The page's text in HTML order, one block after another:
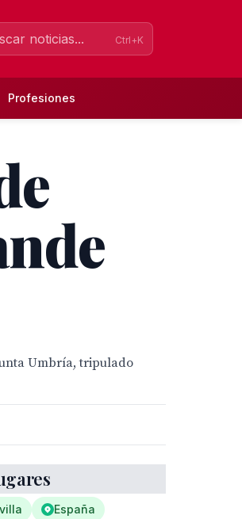
Ctrl+K
Profesiones
Umbría, tripulado
España